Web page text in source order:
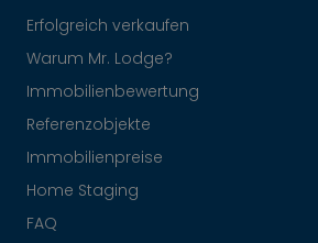
Erfolgreich verkaufen
Warum Mr. Lodge?
Immobilienbewertung
Referenzobjekte
Immobilienpreise
Home Staging
FAQ